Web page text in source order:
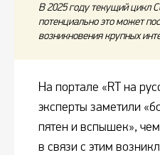
В 2025 году текущий цикл
потенциально это может
возникновения крупных
На портале «RT на
эксперты заметили
пятен и вспышек»,
в связи с этим